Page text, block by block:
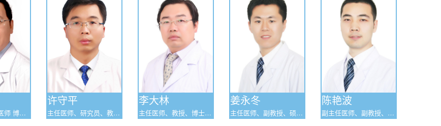
许守平
主任医师、研究员、教
李大林
主任医师、教授、博士研
姜永冬
主任医师、副教授、硕士
陈艳波
副主任医师、副教授、硕